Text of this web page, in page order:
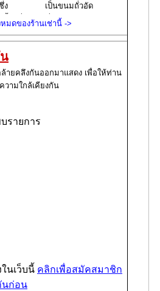
ง
นี้ไว้ที่
ยังมี
ปอีก
าสม
จารย์
เป็นขนมถั่วอัด
ที่เราเคยกิน
แล้วนั่นคือ
โสธร พิมพ์
หลังคา
มดของร้านเช่านี้ ->
ล้ายคลึงกันออกมาแสดง เพื่อให้ท่าน
วามใกล้เคียงกัน
รายการ
นเว็บนี้ คลิกเพื่อสมัคสมาชิก
นก่อน